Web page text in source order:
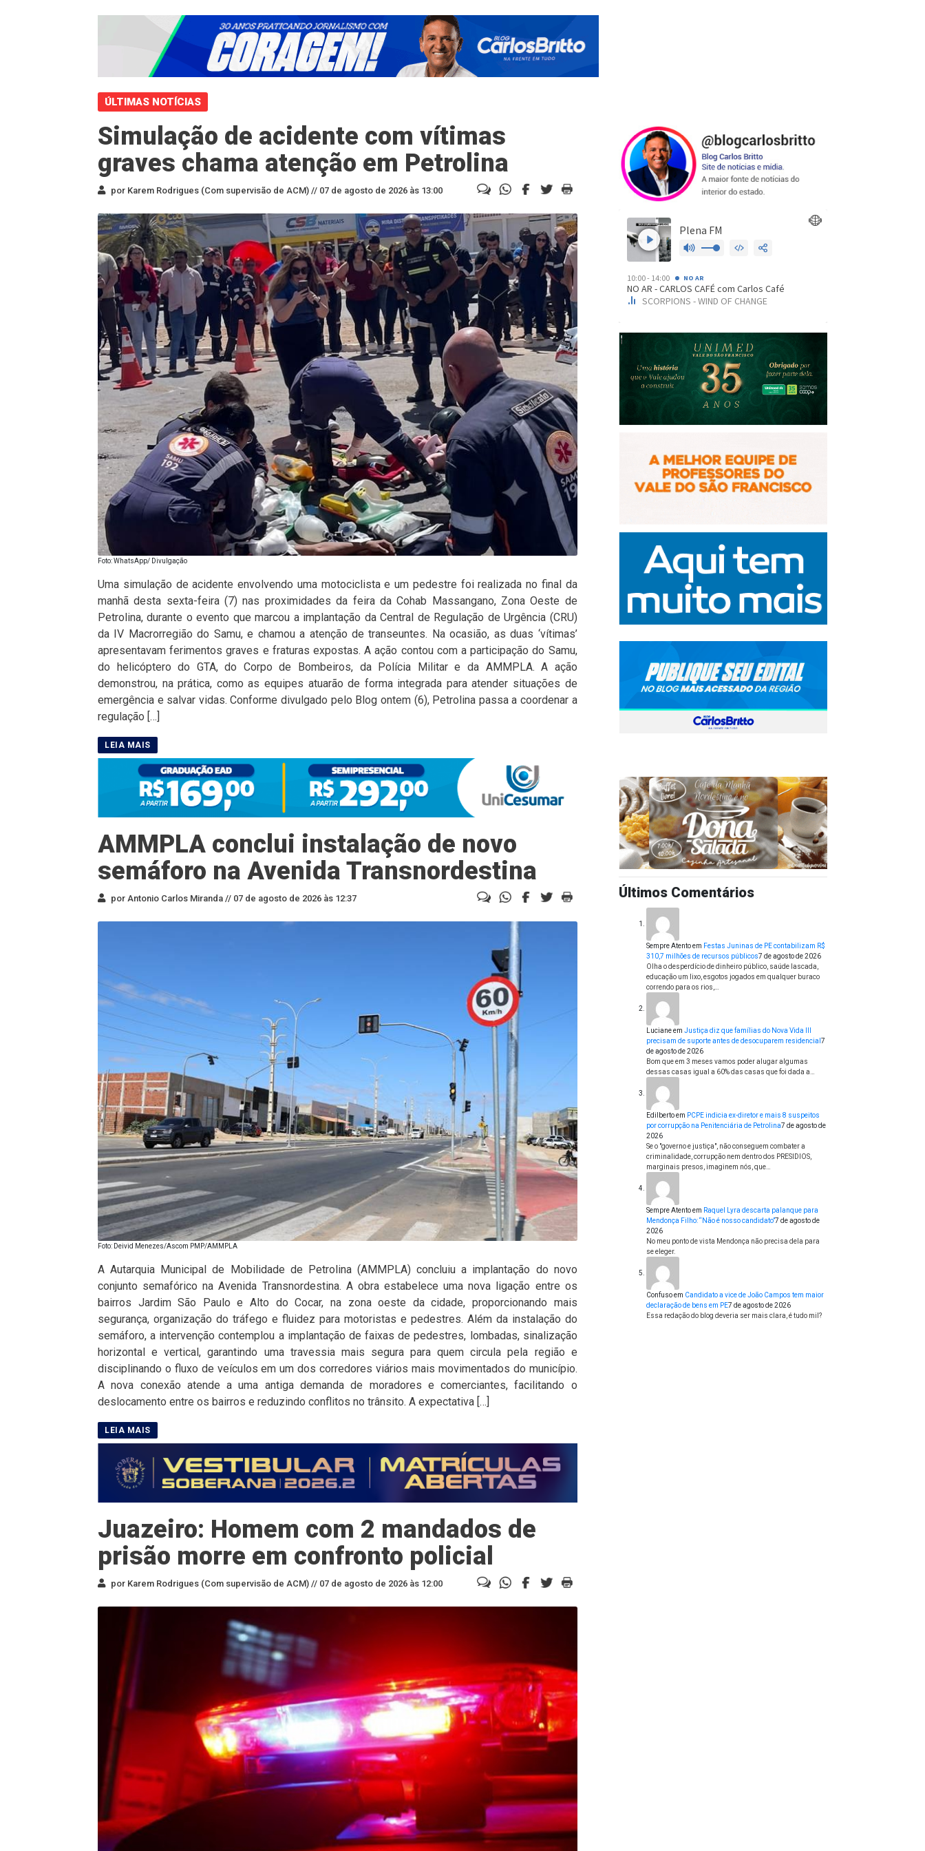
ÚLTIMAS NOTÍCIAS
Simulação de acidente com vítimas
graves chama atenção em Petrolina
por Karem Rodrigues (Com supervisão de ACM) // 07 de agosto de 2026 às 13:00
Foto: WhatsApp/ Divulgação
Uma simulação de acidente envolvendo uma motociclista e um pedestre foi realizada no final da
manhã desta sexta-feira (7) nas proximidades da feira da Cohab Massangano, Zona Oeste de
Petrolina, durante o evento que marcou a implantação da Central de Regulação de Urgência (CRU)
da IV Macrorregião do Samu, e chamou a atenção de transeuntes. Na ocasião, as duas ‘vítimas’
apresentavam ferimentos graves e fraturas expostas. A ação contou com a participação do Samu,
do helicóptero do GTA, do Corpo de Bombeiros, da Polícia Militar e da AMMPLA. A ação
demonstrou, na prática, como as equipes atuarão de forma integrada para atender situações de
emergência e salvar vidas. Conforme divulgado pelo Blog ontem (6), Petrolina passa a coordenar a
regulação […]
AMMPLA conclui instalação de novo
semáforo na Avenida Transnordestina
por Antonio Carlos Miranda // 07 de agosto de 2026 às 12:37
Foto: Deivid Menezes/Ascom PMP/AMMPLA
A Autarquia Municipal de Mobilidade de Petrolina (AMMPLA) concluiu a implantação do novo
conjunto semafórico na Avenida Transnordestina. A obra estabelece uma nova ligação entre os
bairros Jardim São Paulo e Alto do Cocar, na zona oeste da cidade, proporcionando mais
segurança, organização do tráfego e fluidez para motoristas e pedestres. Além da instalação do
semáforo, a intervenção contemplou a implantação de faixas de pedestres, lombadas, sinalização
horizontal e vertical, garantindo uma travessia mais segura para quem circula pela região e
disciplinando o fluxo de veículos em um dos corredores viários mais movimentados do município.
A nova conexão atende a uma antiga demanda de moradores e comerciantes, facilitando o
deslocamento entre os bairros e reduzindo conflitos no trânsito. A expectativa […]
Juazeiro: Homem com 2 mandados de
prisão morre em confronto policial
por Karem Rodrigues (Com supervisão de ACM) // 07 de agosto de 2026 às 12:00
Últimos Comentários
Sempre Atentoem Festas Juninas de PE contabilizam R$
310,7 milhões de recursos públicos7 de agosto de 2026
Olha o desperdício de dinheiro público, saúde lascada,
educação um lixo, esgotos jogados em qualquer buraco
correndo para os rios,…
Lucianeem Justiça diz que famílias do Nova Vida III
precisam de suporte antes de desocuparem residencial 7
de agosto de 2026
Bom que em 3 meses vamos poder alugar algumas
dessas casas igual a 60% das casas que foi dada a…
Edilbertoem PCPE indicia ex-diretor e mais 8 suspeitos
por corrupção na Penitenciária de Petrolina7 de agosto de
2026
Se o "governo e justiça", não conseguem combater a
criminalidade, corrupção nem dentro dos PRESIDIOS,
marginais presos, imaginem nós, que…
Sempre Atentoem Raquel Lyra descarta palanque para
Mendonça Filho: “Não é nosso candidato”7 de agosto de
2026
No meu ponto de vista Mendonça não precisa dela para
se eleger.
Confusoem Candidato a vice de João Campos tem maior
declaração de bens em PE7 de agosto de 2026
Essa redação do blog deveria ser mais clara, é tudo mil?